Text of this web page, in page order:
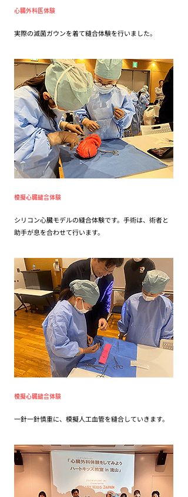
​心臓外科医体験
実際の滅菌ガウンを着て縫合体験を行いました。
模擬心臓縫合体験
シリコン心臓モデルの縫合体験です。手術は、術者と
助手が息を合わせて行います。
模擬心臓縫合体験
一針一針慎重に、模擬人工血管を縫合していきます。